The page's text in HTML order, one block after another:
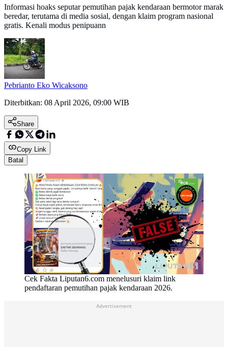
Informasi hoaks seputar pemutihan pajak kendaraan bermotor marak
beredar, terutama di media sosial, dengan klaim program nasional
gratis. Kenali modus penipuann
Pebrianto Eko Wicaksono
Diterbitkan: 08 April 2026, 09:00 WIB
Share
Copy Link
Batal
Cek Fakta Liputan6.com menelusuri klaim link
pendaftaran pemutihan pajak kendaraan 2026.
Advertisement